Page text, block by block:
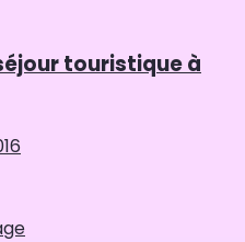
touristique à